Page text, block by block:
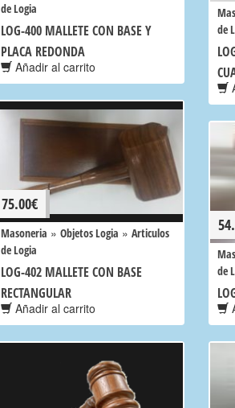
de Logia
LOG-400 MALLETE CON BASE Y
PLACA REDONDA
Añadir al carrito
de
75.00€
Masoneria » Objetos Logia » Articulos
de Logia
LOG-402 MALLETE CON BASE
RECTANGULAR
Añadir al carrito
de